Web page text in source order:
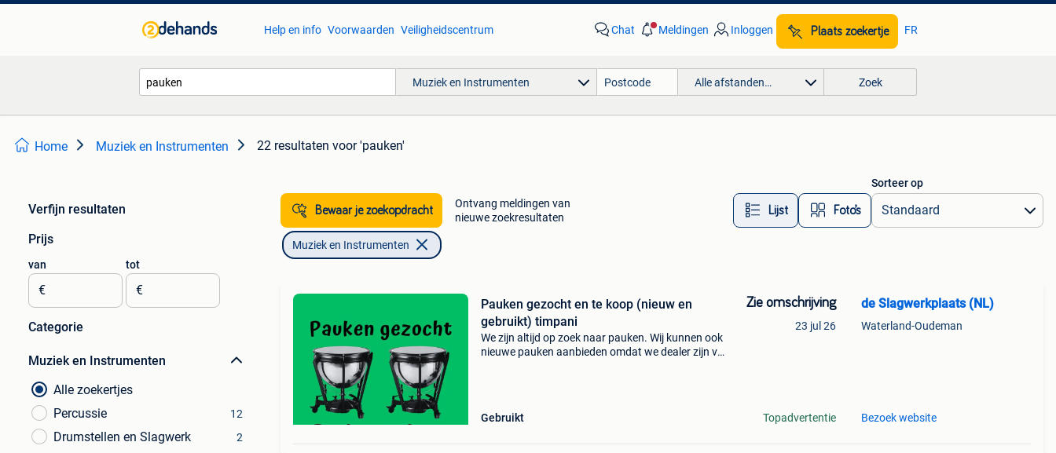
Help en info Voorwaarden Veiligheidscentrum Chat Meldingen Inloggen Plaats zoekertje FR
Muziek en Instrumenten Alle afstanden… Zoek
Home Muziek en Instrumenten 22 resultaten voor 'pauken'
Verfijn resultaten
Prijs
van
€
tot
€
Categorie
Muziek en Instrumenten
Alle zoekertjes
Percussie
12
Drumstellen en Slagwerk 2
Bewaar je zoekopdracht
Ontvang meldingen van
nieuwe zoekresultaten
Lijst Foto’s
Sorteer op
Muziek en Instrumenten
Pauken gezocht en te koop (nieuw en
gebruikt) timpani
We zijn altijd op zoek naar pauken. Wij kunnen ook
nieuwe pauken aanbieden omdat we dealer zijn van
Gebruikt
Zie omschrijving
23 jul 26
Topadvertentie
de Slagwerkplaats (NL)
Waterland-Oudeman
Bezoek website